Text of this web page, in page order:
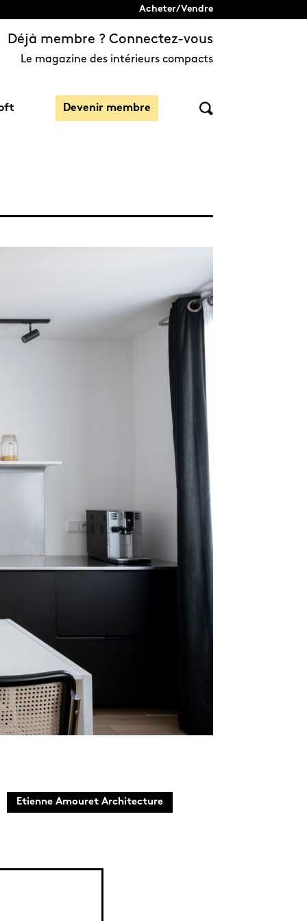
Acheter/Vendre
Déjà membre ? Connectez-vous
Le magazine des intérieurs compacts
Devenir membre
Etienne Amouret Architecture